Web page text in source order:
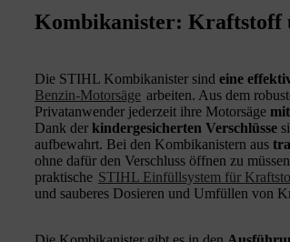
Kombikanister: Kraftstoff
Die STIHL Kombikanister sind eine
Benzin-Motorsäge arbeiten. Aus dem
Privatanwender jederzeit ihre Motorsäge
Dank der kindergesicherten Verschlüsse
aufbewahrt. Bei den Kombikanistern aus
ohne dafür den Verschluss öffnen zu
praktische STIHL Einfüllsystem für
und sauberes Dosieren und Umfüllen von